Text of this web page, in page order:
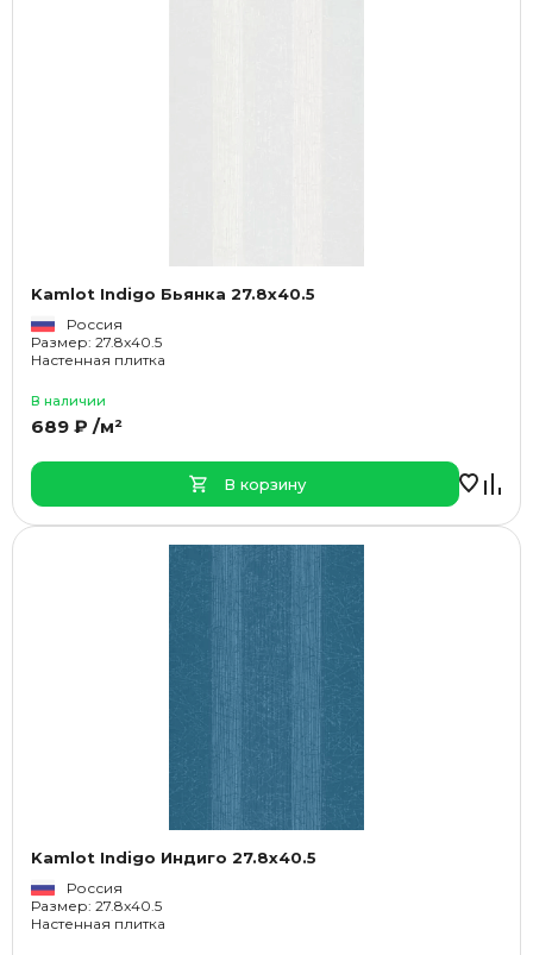
Kamlot Indigo Бьянка 27.8x40.5
Россия
Размер: 27.8x40.5
Настенная плитка
В наличии
689 ₽ /м²
В корзину
Kamlot Indigo Индиго 27.8x40.5
Россия
Размер: 27.8x40.5
Настенная плитка